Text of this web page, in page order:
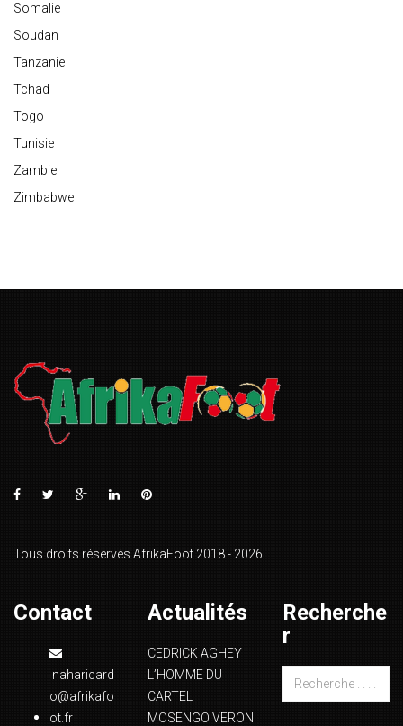
Somalie
Soudan
Tanzanie
Tchad
Togo
Tunisie
Zambie
Zimbabwe
Tous droits réservés AfrikaFoot 2018 - 2026
Contact
naharicard
o@afrikafo
ot.fr
Actualités
CEDRICK AGHEY
L’HOMME DU
CARTEL
MOSENGO VERON
Recherche
r